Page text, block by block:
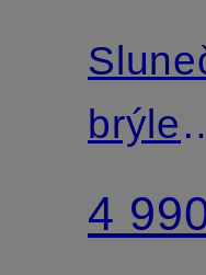
brýle
4